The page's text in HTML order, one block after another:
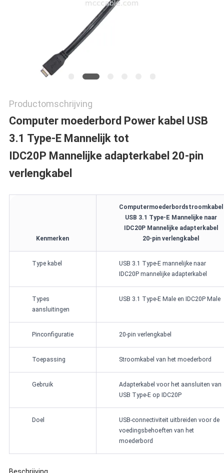
Productomschrijving
Computer moederbord Power kabel USB
3.1 Type-E Mannelijk tot
IDC20P Mannelijke adapterkabel 20-pin
verlengkabel
Kenmerken
Computermoederbordstroomkabel
USB 3.1 Type-E Mannelijke naar
IDC20P Mannelijke adapterkabel
20-pin verlengkabel
Type kabel
USB 3.1 Type-E mannelijke naar
IDC20P mannelijke adapterkabel
Types
aansluitingen
USB 3.1 Type-E Male en IDC20P Male
Pinconfiguratie 20-pin verlengkabel
Toepassing Stroomkabel van het moederbord
Gebruik
Adapterkabel voor het aansluiten van
USB Type-E op IDC20P
Doel
USB-connectiviteit uitbreiden voor de
voedingsbehoeften van het
moederbord